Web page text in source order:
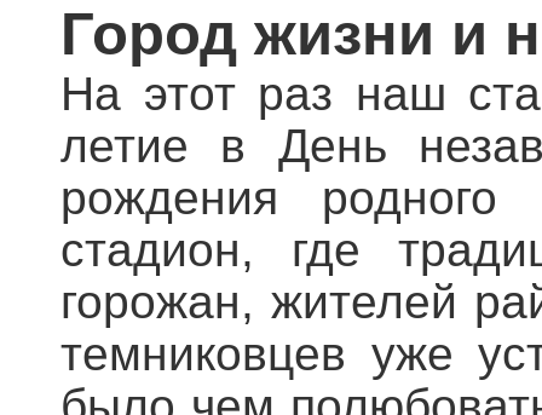
Город жизни и
На этот раз наш
летие в День
рождения
стадион, где
горожан, жителей
темниковцев уже